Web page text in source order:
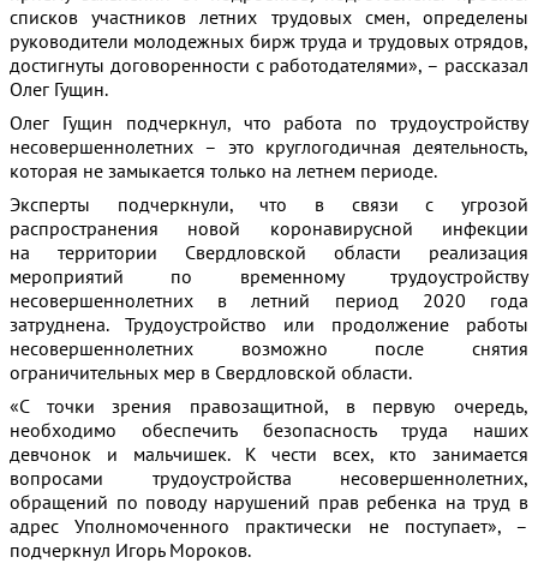
списков участников летних трудовых смен, определены
руководители молодежных бирж труда и трудовых отрядов,
достигнуты договоренности с работодателями», – рассказал
Олег Гущин.
Олег Гущин подчеркнул, что работа по трудоустройству
несовершеннолетних – это круглогодичная деятельность,
которая не замыкается только на летнем периоде.
Эксперты подчеркнули, что в связи с угрозой
распространения новой коронавирусной инфекции
на территории Свердловской области реализация
мероприятий по временному трудоустройству
несовершеннолетних в летний период 2020 года
затруднена. Трудоустройство или продолжение работы
несовершеннолетних возможно после снятия
ограничительных мер в Свердловской области.
«С точки зрения правозащитной, в первую очередь,
необходимо обеспечить безопасность труда наших
девчонок и мальчишек. К чести всех, кто занимается
вопросами трудоустройства несовершеннолетних,
обращений по поводу нарушений прав ребенка на труд в
адрес Уполномоченного практически не поступает», –
подчеркнул Игорь Мороков.